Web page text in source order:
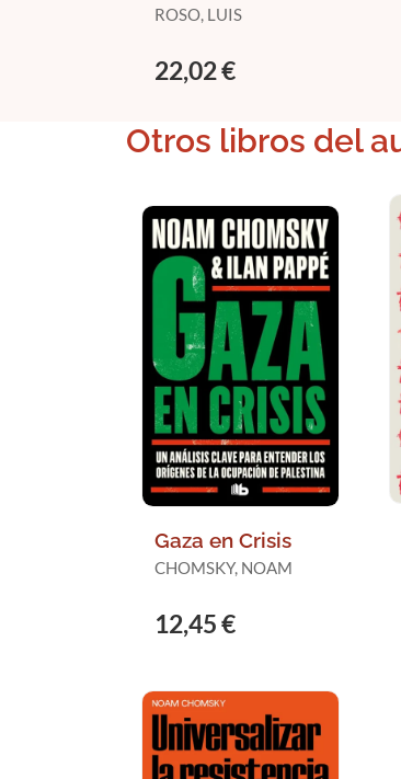
ROSO, LUIS
22,02 €
Otros libros del
Gaza en Crisis
CHOMSKY, NOAM
12,45 €